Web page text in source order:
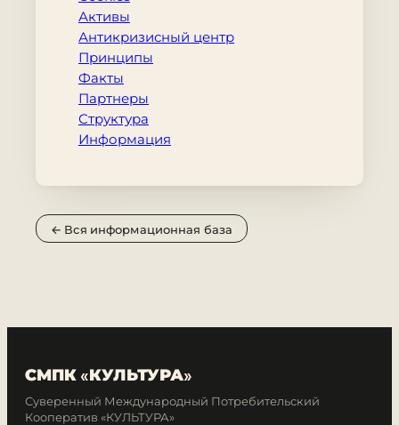
Активы
Антикризисный центр
Принципы
Факты
Партнеры
Структура
Информация
← Вся информационная база
СМПК «КУЛЬТУРА»
Суверенный Международный Потребительский
Кооператив «КУЛЬТУРА»